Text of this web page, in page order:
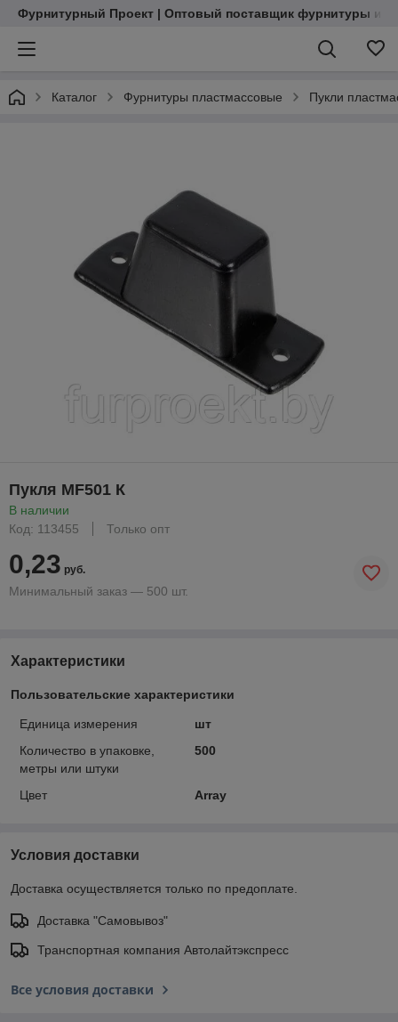
Фурнитурный Проект | Оптовый поставщик фурнитуры и
Каталог Фурнитуры пластмассовые Пукли
Пукля MF501 К
В наличии
Код: 113455
Только опт
0,23 руб.
Минимальный заказ — 500 шт.
Характеристики
Пользовательские характеристики
Единица измерения
шт
Количество в упаковке,
метры или штуки
500
Цвет Array
Условия доставки
Доставка осуществляется только по предоплате.
Доставка "Самовывоз"
Транспортная компания Автолайтэкспресс
Все условия доставки